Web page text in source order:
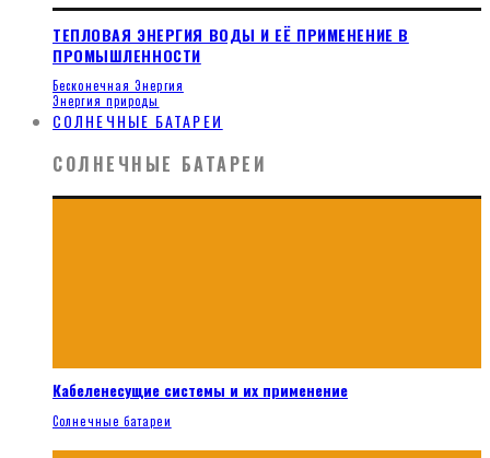
ТЕПЛОВАЯ ЭНЕРГИЯ ВОДЫ И ЕЁ ПРИМЕНЕНИЕ В
ПРОМЫШЛЕННОСТИ
Бесконечная Энергия
Энергия природы
СОЛНЕЧНЫЕ БАТАРЕИ
СОЛНЕЧНЫЕ БАТАРЕИ
Кабеленесущие системы и их применение
Солнечные батареи